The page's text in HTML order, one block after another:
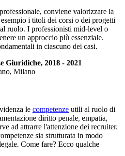
conviene valorizzare la
i titoli dei corsi o dei progetti
ruolo. I professionisti mid-level o
un approccio più essenziale.
in ciascuno dei casi.
Giuridiche, 2018 - 2021
Milano
le competenze utili al ruolo di
diritto penale, empatia,
ad attrarre l'attenzione dei recruiter.
sia strutturata in modo
Come fare? Ecco qualche